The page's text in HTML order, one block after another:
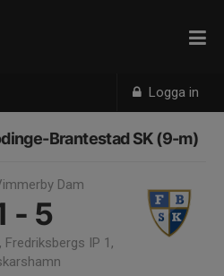
Logga in
Brantestad SK (9-m)
Dam
- 5
Fredriksbergs IP 1,